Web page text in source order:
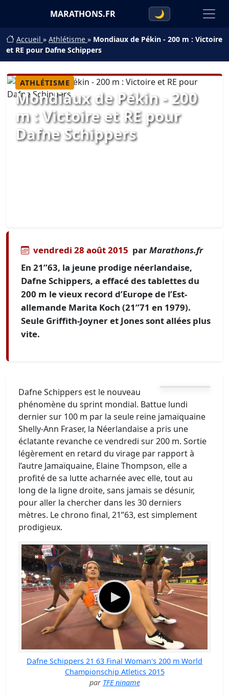
MARATHONS.FR 🌙
Accueil » Athlétisme » Mondiaux de Pékin - 200 m : Victoire
et RE pour Dafne Schippers
ATHLÉTISME
Mondiaux de Pékin - 200
m : Victoire et RE pour
Dafne Schippers
vendredi 28 août 2015 parMarathons.fr
En 21’’63, la jeune prodige néerlandaise,
Dafne Schippers, a effacé des tablettes du
200 m le vieux record d’Europe de l’Est-
allemande Marita Koch (21’’71 en 1979).
Seule Griffith-Joyner et Jones sont allées plus
vite.
Dafne Schippers est le nouveau
phénomène du sprint mondial. Battue lundi
dernier sur 100 m par la seule reine jamaïquaine
Shelly-Ann Fraser, la Néerlandaise a pris une
éclatante revanche ce vendredi sur 200 m. Sortie
légèrement en retard du virage par rapport à
l’autre Jamaïquaine, Elaine Thompson, elle a
profité de sa lutte acharnée avec elle, tout au
long de la ligne droite, sans jamais se désunir,
pour aller la chercher dans les 30 derniers
mètres. Le chrono final, 21’’63, est simplement
prodigieux.
Dafne Schippers 21 63 Final Woman's 200 m World
Championschip Atletics 2015
par TFE niname